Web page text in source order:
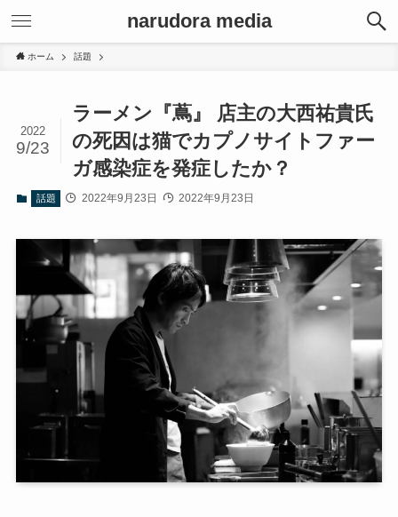
narudora media
ホーム 話題
ラーメン『蔦』 店主の大西祐貴氏
の死因は猫でカプノサイトファー
ガ感染症を発症したか？
2022
9/23
話題 2022年9月23日 2022年9月23日